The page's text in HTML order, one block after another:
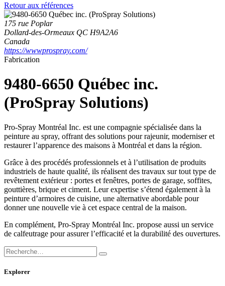
Retour aux références
175 rue Poplar
Dollard-des-Ormeaux QC H9A2A6
Canada
https://wwwprospray.com/
Fabrication
9480-6650 Québec inc.
(ProSpray Solutions)
Pro-Spray Montréal Inc. est une compagnie spécialisée dans la
peinture au spray, offrant des solutions pour rajeunir, moderniser et
restaurer l’apparence des maisons à Montréal et dans la région.
Grâce à des procédés professionnels et à l’utilisation de produits
industriels de haute qualité, ils réalisent des travaux sur tout type de
revêtement extérieur : portes et fenêtres, portes de garage, soffites,
gouttières, brique et ciment. Leur expertise s’étend également à la
peinture d’armoires de cuisine, une alternative abordable pour
donner une nouvelle vie à cet espace central de la maison.
En complément, Pro-Spray Montréal Inc. propose aussi un service
de calfeutrage pour assurer l’efficacité et la durabilité des ouvertures.
Explorer